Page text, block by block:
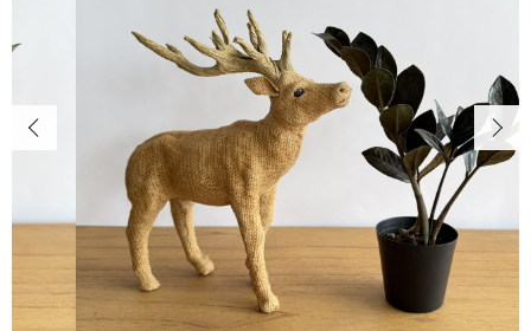
CONTENTS
ABOUT US
当店について
POINT
カートを確認する